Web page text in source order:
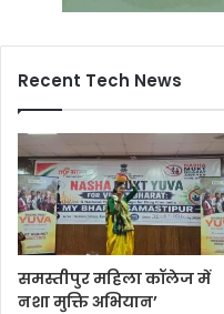
Recent Tech News
समस्तीपुर महिला कॉलेज में
नशा मुक्ति अभियान’